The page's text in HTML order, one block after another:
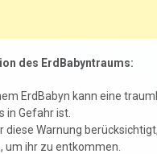
des ErdBabyntraums:
ErdBabyn kann eine
in Gefahr ist.
diese Warnung
um ihr zu entkommen.